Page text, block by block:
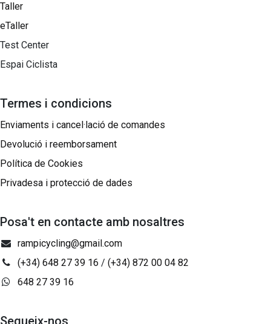
Taller
eTaller
Test Center
Espai Ciclista
Termes i condicions
Enviaments i cancel·lació de comandes
Devolució i reemborsament
Política de Cookies
Privadesa i protecció de dades
Posa't en contacte amb nosaltres
rampicycling@gmail.com
(+34) 648 27 39 16 / (+34) 872 00 04 82
648 27 39 16
Segueix-nos